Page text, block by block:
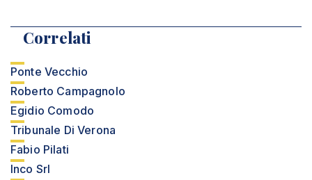
Correlati
Ponte Vecchio
Roberto Campagnolo
Egidio Comodo
Tribunale Di Verona
Fabio Pilati
Inco Srl